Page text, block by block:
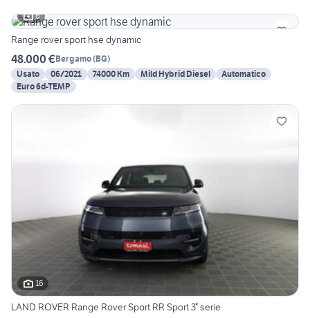
6
Range rover sport hse dynamic
48.000 €Bergamo(BG)
Usato
06/2021 74000 Km Mild Hybrid Diesel
Automatico
Euro 6d-TEMP
16
LAND ROVER Range Rover Sport RR Sport 3° serie